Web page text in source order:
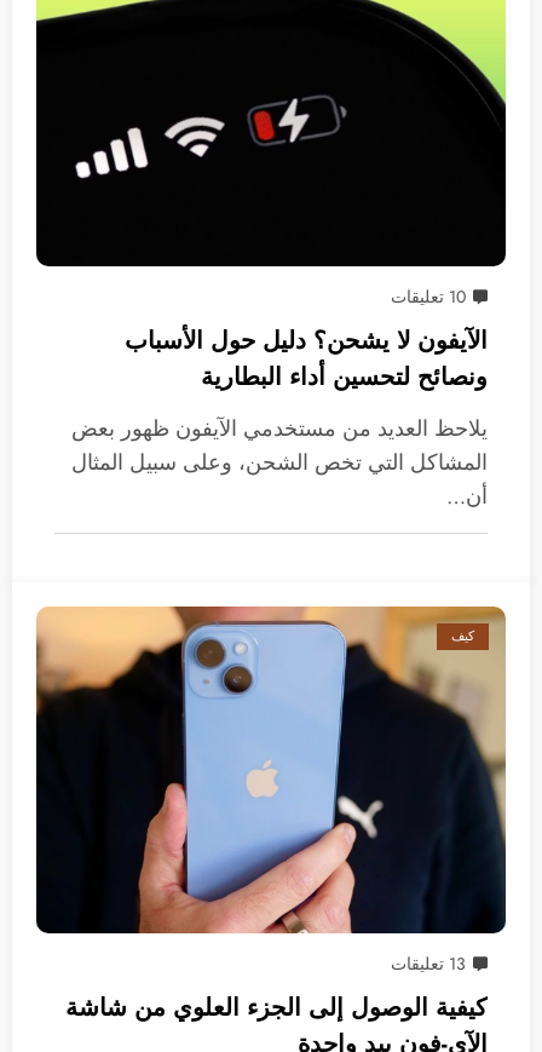
10 تعليقات
الآيفون لا يشحن؟ دليل حول الأسباب
ونصائح لتحسين أداء البطارية
يلاحظ العديد من مستخدمي الآيفون ظهور بعض
المشاكل التي تخص الشحن، وعلى سبيل المثال
أن…
كيف
13 تعليقات
كيفية الوصول إلى الجزء العلوي من شاشة
الآي-فون بيد واحدة